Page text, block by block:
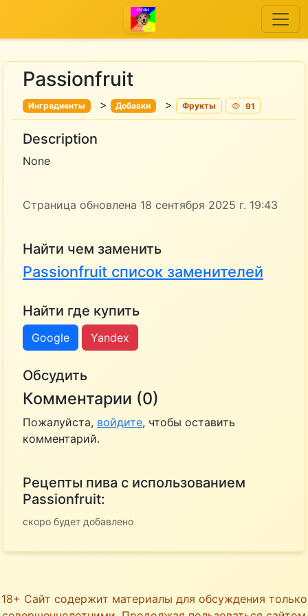
Passionfruit
Ингредиенты > Добавки > Фрукты 91
Description
None
Страница обновлена 18 сентября 2025 г. 19:43
Найти чем заменить
Passionfruit список заменителей
Найти где купить
Google Yandex
Обсудить
Комментарии (0)
Пожалуйста, войдите, чтобы оставить
комментарий.
Рецепты пива с использованием
Passionfruit:
скоро будет добавлено
18+ Сайт содержит материалы для обсуждения только